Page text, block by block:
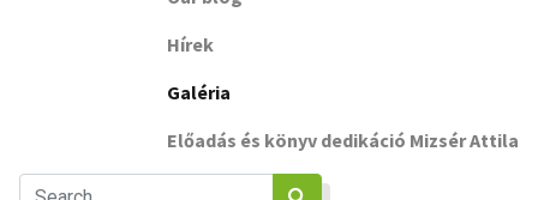
Hírek
Galéria
Előadás és könyv dedikáció Mizsér Attila